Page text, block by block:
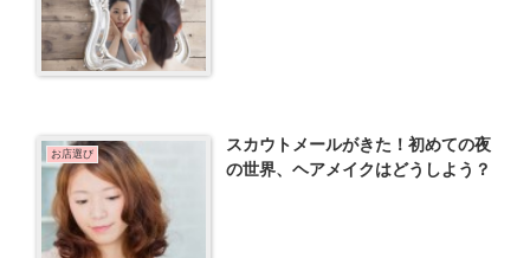
お店選び
スカウトメールがきた！初めての夜
の世界、ヘアメイクはどうしよう？